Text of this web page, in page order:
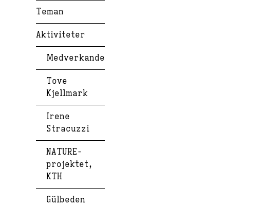
Teman
Aktiviteter
Medverkande
Tove
Kjellmark
Irene
Stracuzzi
NATURE-
projektet,
KTH
Gülbeden